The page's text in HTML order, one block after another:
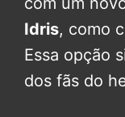
Idris, como
Essa opção
dos fãs do